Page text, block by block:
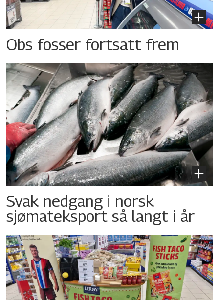
Obs fosser fortsatt frem
Svak nedgang i norsk
sjømateksport så langt i år